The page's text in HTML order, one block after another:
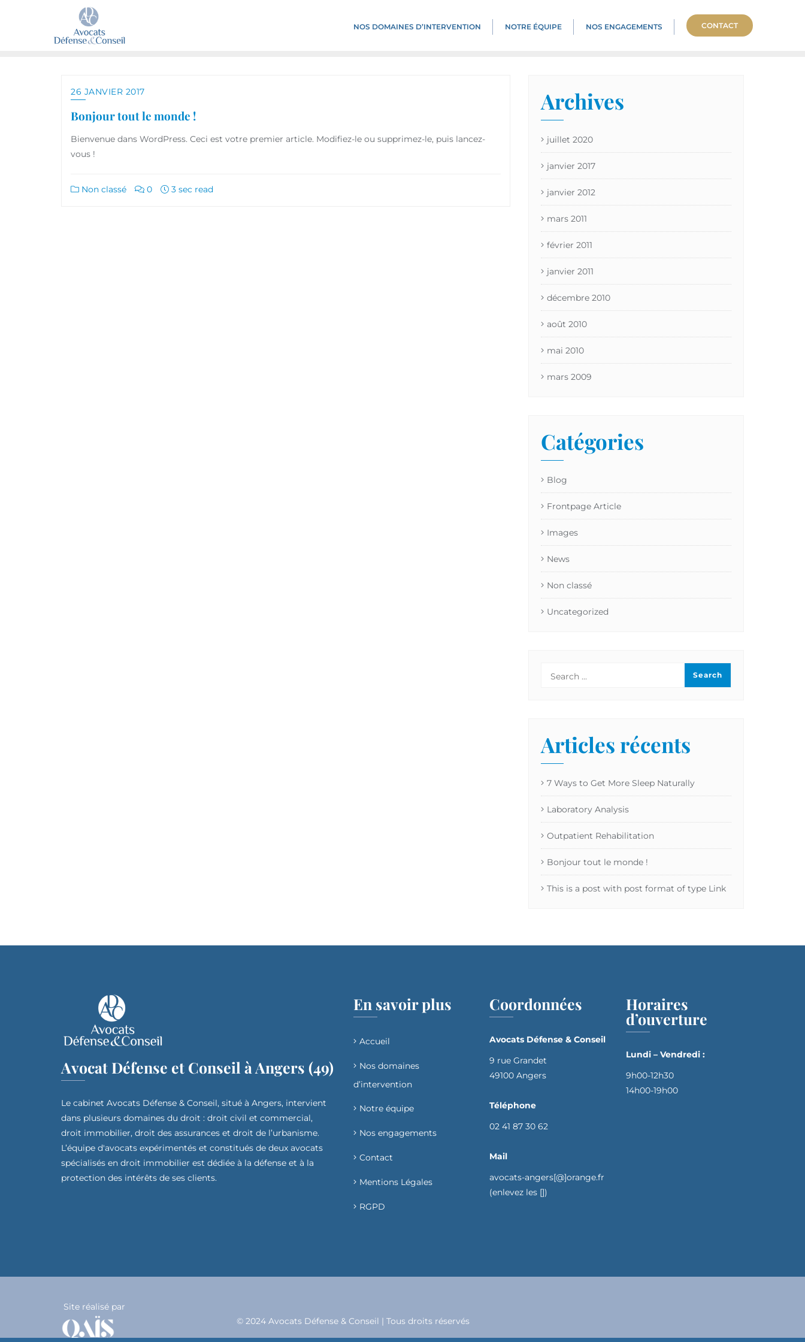
NOS DOMAINES D’INTERVENTION​ NOTRE ÉQUIPE NOS ENGAGEMENTS CONTACT
26 JANVIER 2017
Bonjour tout le monde !
Bienvenue dans WordPress. Ceci est votre premier article. Modifiez-le ou supprimez-le, puis lancez-
vous !
Non classé 0 3 sec read
Archives
juillet 2020
janvier 2017
janvier 2012
mars 2011
février 2011
janvier 2011
décembre 2010
août 2010
mai 2010
mars 2009
Catégories
Blog
Frontpage Article
Images
News
Non classé
Uncategorized
Articles récents
7 Ways to Get More Sleep Naturally
Laboratory Analysis
Outpatient Rehabilitation
Bonjour tout le monde !
This is a post with post format of type Link
Avocat Défense et Conseil à Angers (49)
Le cabinet Avocats Défense & Conseil, situé à Angers, intervient
dans plusieurs domaines du droit : droit civil et commercial,
droit immobilier, droit des assurances et droit de l’urbanisme.
L’équipe d'avocats expérimentés et constitués de deux avocats
spécialisés en droit immobilier est dédiée à la défense et à la
protection des intérêts de ses clients.
En savoir plus
Accueil
Nos domaines
d’intervention​
Notre équipe
Nos engagements
Contact
Mentions Légales
RGPD
Coordonnées
Avocats Défense & Conseil
9 rue Grandet
49100 Angers
Téléphone
02 41 87 30 62
Mail
avocats-angers[@]orange.fr
(enlevez les [])
Horaires
d’ouverture
Lundi – Vendredi :
9h00-12h30
14h00-19h00
Site réalisé par
© 2024 Avocats Défense & Conseil | Tous droits réservés